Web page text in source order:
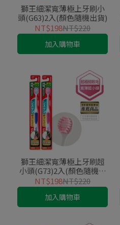
獅王細潔寬薄極上牙刷小
頭(G63)2入(顏色隨機出貨)
NT$198NT$220
加入購物車
獅王細潔寬薄極上牙刷超
小頭(G73)2入(顏色隨機出
貨)
NT$198NT$220
加入購物車